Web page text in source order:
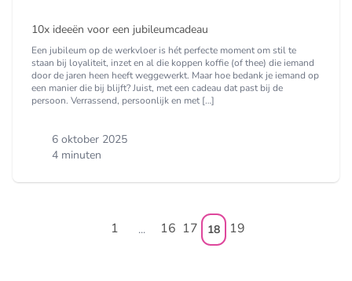
10x ideeën voor een jubileumcadeau
Een jubileum op de werkvloer is hét perfecte moment om stil te
staan bij loyaliteit, inzet en al die koppen koffie (of thee) die iemand
door de jaren heen heeft weggewerkt. Maar hoe bedank je iemand op
een manier die bij blijft? Juist, met een cadeau dat past bij de
persoon. Verrassend, persoonlijk en met […]
6 oktober 2025
4 minuten
1 ... 16 17 18 19